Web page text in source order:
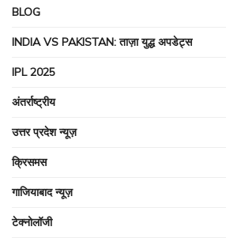
BLOG
INDIA VS PAKISTAN: ताज़ा युद्ध अपडेट्स
IPL 2025
अंतर्राष्ट्रीय
उत्तर प्रदेश न्यूज़
क्रिसमस
गाजियाबाद न्यूज़
टेक्नोलॉजी